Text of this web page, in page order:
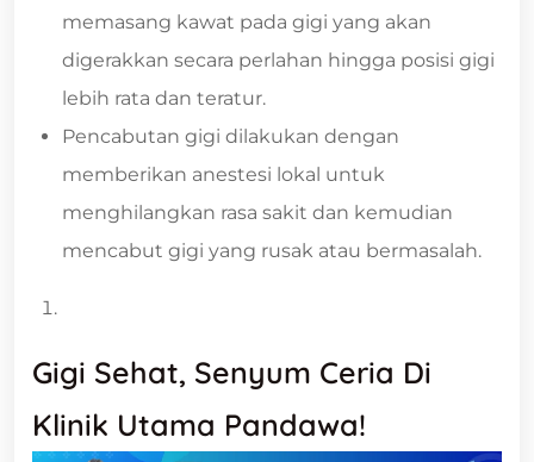
memasang kawat pada gigi yang akan
digerakkan secara perlahan hingga posisi gigi
lebih rata dan teratur.
Pencabutan gigi dilakukan dengan
memberikan anestesi lokal untuk
menghilangkan rasa sakit dan kemudian
mencabut gigi yang rusak atau bermasalah.
Gigi Sehat, Senyum Ceria Di
Klinik Utama Pandawa!